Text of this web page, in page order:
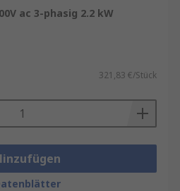
ac 3-phasig 2.2 kW
321,83 €/Stück